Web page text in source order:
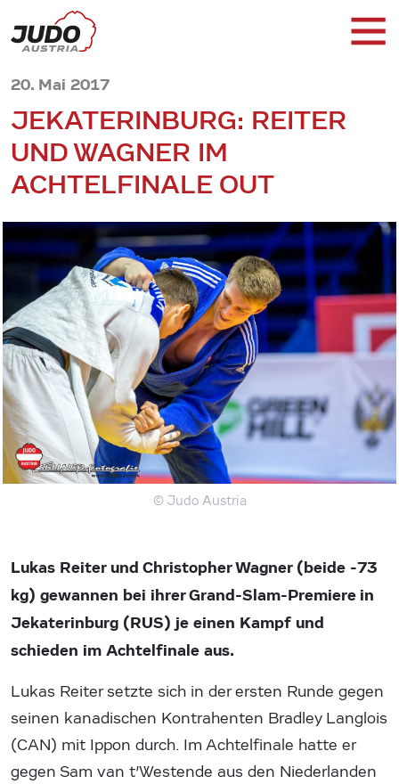
20. Mai 2017
JEKATERINBURG: REITER
UND WAGNER IM
ACHTELFINALE OUT
© Judo Austria
Lukas Reiter und Christopher Wagner (beide -73
kg) gewannen bei ihrer Grand-Slam-Premiere in
Jekaterinburg (RUS) je einen Kampf und
schieden im Achtelfinale aus.
Lukas Reiter setzte sich in der ersten Runde gegen
seinen kanadischen Kontrahenten Bradley Langlois
(CAN) mit Ippon durch. Im Achtelfinale hatte er
gegen Sam van t’Westende aus den Niederlanden